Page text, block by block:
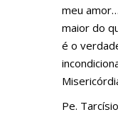
meu
maior do
é o
Pe.